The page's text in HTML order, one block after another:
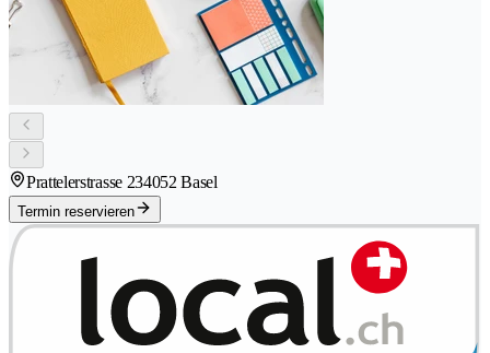
Prattelerstrasse 234052 Basel
Termin reservieren